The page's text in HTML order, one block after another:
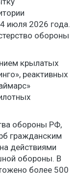
июля 2026 года.
обороны
крылатых
реактивных
обороны РФ,
гражданским
действиями
обороны. В
более 500